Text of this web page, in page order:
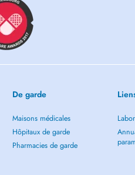
De garde
Maisons médicales
Hôpitaux de garde
Pharmacies de garde